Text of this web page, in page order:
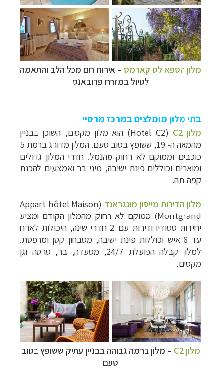
מלון הספא לס קארמס – אירוח חם מכל הלב והתאמה
לטיול במזרח פרובאנס
בתי מלון מומלצים במרכז מרסיי
מלון C2
(
Hotel C2) הוא מלון מקסים, השוכן בבניין
מהמאה ה- 19, ששופץ בטוב טעם. המלון מדורג ברמת 5
כוכבים וממוקם לא רחוק מהנמל. חדרי המלון גדולים
ומוארים וכוללים פינת ישיבה, מיני בר ואמצעים להכנת
קפה-תה.
מלון הדירות מייסון מונגראנד (
Appart hôtel Maison
Montgrand) ממוקם לא רחוק מהמלון הקודם ומציע
יחידות סטודיו ודירות עם 2 חדרי שינה, היכולות לארח
עד 6 איש וכוללות פינת ישיבה, מטבחון קטן ומרפסת.
למלון קבלה הפועלת 24/7, מסעדה, בר, טרסה וגן
מקסים.
מלון C2 – מלון ברמה גבוהה בבניין עתיק ששופץ בטוב
טעם